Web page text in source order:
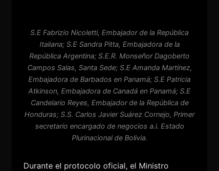
S.E Fabrizio Nicoletti, Embajador de la República
Italiana; S.E Sandra Pitta, Embajadora de la
República Argentina; S.E.R. Monseñor Dagoberto
Campos Salas, Santa Sede; S.E Amanda Martínez,
Embajadora de Barbados en Panamá; S.E Patricia
Atkinson, Embajadora de Canadá en Panamá; S.E
Candelario Reyes, Embajador de la República de
Honduras; S.S. Carlos Javier Suárez Cornejo, Primer
secretario encargado de negocios a.i. Estado
Plurinacional de Bolivia.
Durante el protocolo oficial, el Ministro